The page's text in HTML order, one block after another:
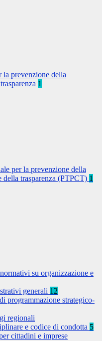
la prevenzione della
1
per la prevenzione della
della trasparenza (PTPCT) 1
su organizzazione e
generali 12
programmazione strategico-
regionali
e codice di condotta 5
cittadini e imprese